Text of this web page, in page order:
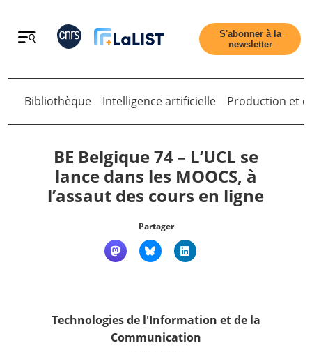
Retour
Accueil
Contact
S'abonner à la
newsletter
Retour
Bibliothèque Intelligence artificielle Production et
BE Belgique 74 – L’UCL se
lance dans les MOOCS, à
l’assaut des cours en ligne
Partager
Technologies de l'Information et de la
Communication